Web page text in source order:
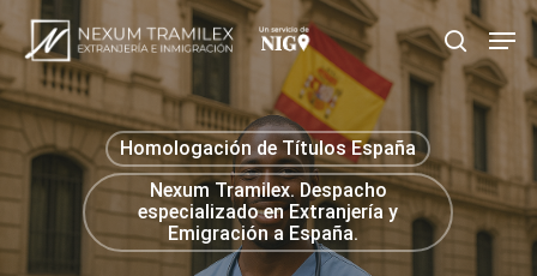
Skip
to
main
content
search
Homologación de Títulos España
Nexum Tramilex. Despacho
especializado en Extranjería y
Emigración a España.